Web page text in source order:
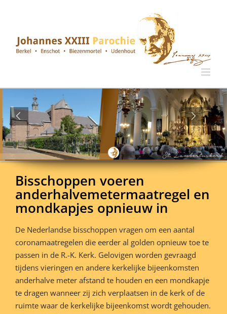
Bisschoppen voeren
anderhalvemetermaatregel en
mondkapjes opnieuw in
De Nederlandse bisschoppen vragen om een aantal
coronamaatregelen die eerder al golden opnieuw toe te
passen in de R.-K. Kerk. Gelovigen worden gevraagd
tijdens vieringen en andere kerkelijke bijeenkomsten
anderhalve meter afstand te houden en een mondkapje
te dragen wanneer zij zich verplaatsen in de kerk of de
ruimte waar de kerkelijke bijeenkomst wordt gehouden.